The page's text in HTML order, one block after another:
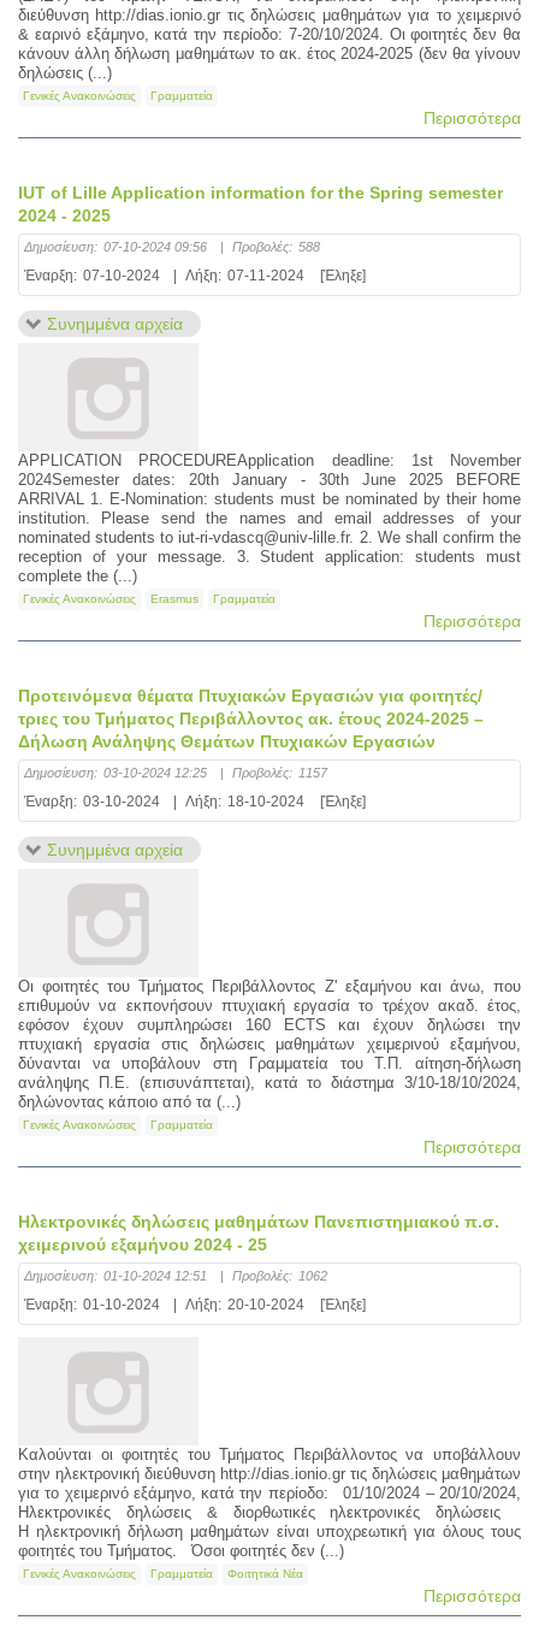
διεύθυνση http://dias.ionio.gr τις δηλώσεις μαθημάτων για το χειμερινό
& εαρινό εξάμηνο, κατά την περίοδο: 7-20/10/2024. Οι φοιτητές δεν θα
κάνουν άλλη δήλωση μαθημάτων το ακ. έτος 2024-2025 (δεν θα γίνουν
δηλώσεις (...)
Γενικές Ανακοινώσεις Γραμματεία
Περισσότερα
IUT of Lille Application information for the Spring semester
2024 - 2025
Δημοσίευση: 07-10-2024 09:56 | Προβολές: 588
Έναρξη: 07-10-2024 | Λήξη: 07-11-2024 [Έληξε]
Συνημμένα αρχεία
APPLICATION PROCEDUREApplication deadline: 1st November
2024Semester dates: 20th January - 30th June 2025 BEFORE
ARRIVAL 1. E-Nomination: students must be nominated by their home
institution. Please send the names and email addresses of your
nominated students to iut-ri-vdascq@univ-lille.fr. 2. We shall confirm the
reception of your message. 3. Student application: students must
complete the (...)
Γενικές Ανακοινώσεις Erasmus Γραμματεία
Περισσότερα
Προτεινόμενα θέματα Πτυχιακών Εργασιών για φοιτητές/
τριες του Τμήματος Περιβάλλοντος ακ. έτους 2024-2025 –
Δήλωση Ανάληψης Θεμάτων Πτυχιακών Εργασιών
Δημοσίευση: 03-10-2024 12:25 | Προβολές: 1157
Έναρξη: 03-10-2024 | Λήξη: 18-10-2024 [Έληξε]
Συνημμένα αρχεία
Oι φοιτητές του Τμήματος Περιβάλλοντος Ζ' εξαμήνου και άνω, που
επιθυμούν να εκπονήσουν πτυχιακή εργασία το τρέχον ακαδ. έτος,
εφόσον έχουν συμπληρώσει 160 ECTS και έχουν δηλώσει την
πτυχιακή εργασία στις δηλώσεις μαθημάτων χειμερινού εξαμήνου,
δύνανται να υποβάλουν στη Γραμματεία του Τ.Π. αίτηση-δήλωση
ανάληψης Π.Ε. (επισυνάπτεται), κατά το διάστημα 3/10-18/10/2024,
δηλώνοντας κάποιο από τα (...)
Γενικές Ανακοινώσεις Γραμματεία
Περισσότερα
Ηλεκτρονικές δηλώσεις μαθημάτων Πανεπιστημιακού π.σ.
χειμερινού εξαμήνου 2024 - 25
Δημοσίευση: 01-10-2024 12:51 | Προβολές: 1062
Έναρξη: 01-10-2024 | Λήξη: 20-10-2024 [Έληξε]
Καλούνται οι φοιτητές του Τμήματος Περιβάλλοντος να υποβάλλουν
στην ηλεκτρονική διεύθυνση http://dias.ionio.gr τις δηλώσεις μαθημάτων
για το χειμερινό εξάμηνο, κατά την περίοδο: 01/10/2024 – 20/10/2024,
Ηλεκτρονικές δηλώσεις & διορθωτικές ηλεκτρονικές δηλώσεις
Η ηλεκτρονική δήλωση μαθημάτων είναι υποχρεωτική για όλους τους
φοιτητές του Τμήματος. Όσοι φοιτητές δεν (...)
Γενικές Ανακοινώσεις Γραμματεία Φοιτητικά Νέα
Περισσότερα